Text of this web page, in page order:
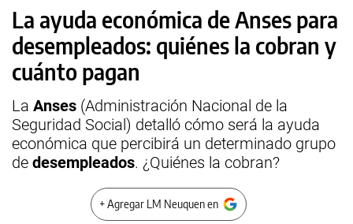
La ayuda económica de Anses para
desempleados: quiénes la cobran y
cuánto pagan
La Anses (Administración Nacional de la
Seguridad Social) detalló cómo será la ayuda
económica que percibirá un determinado grupo
de desempleados. ¿Quiénes la cobran?
+ Agregar LM Neuquen en